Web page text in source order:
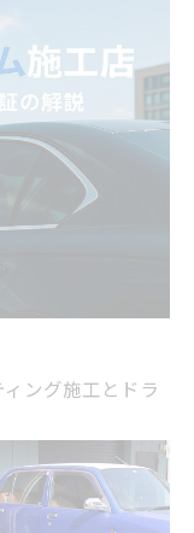
ング施工とドラ